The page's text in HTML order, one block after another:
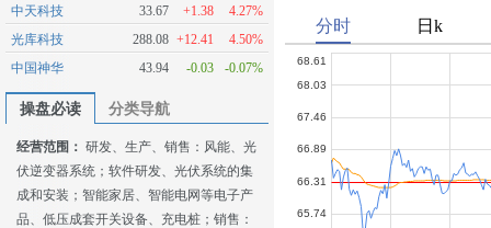
中天科技
33.67 +1.38
4.27%
光库科技
288.08 +12.41
4.50%
中国神华
43.94 -0.03 -0.07%
操盘必读 分类导航
经营范围： 研发、生产、销售：风能、光
伏逆变器系统；软件研发、光伏系统的集
成和安装；智能家居、智能电网等电子产
品、低压成套开关设备、充电桩；销售：